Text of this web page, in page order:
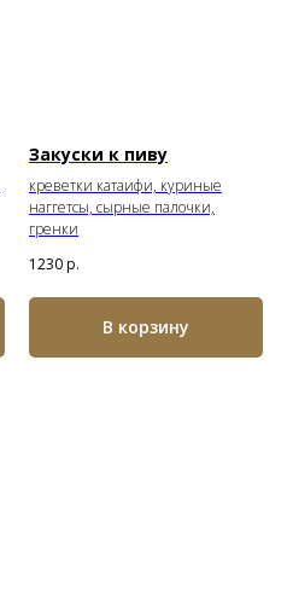
Закуски к пиву
креветки катаифи, куриные
наггетсы, сырные палочки,
гренки
1230р.
В корзину